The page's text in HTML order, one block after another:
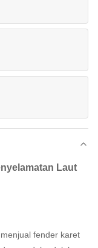
Laut
fender karet